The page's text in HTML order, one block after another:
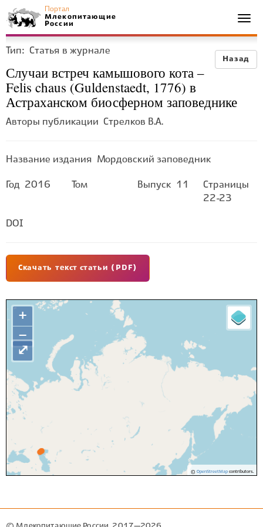
Портал
Млекопитающие
России
Назад
Тип: Статья в журнале
Случаи встреч камышового кота –
Felis chaus (Guldenstaedt, 1776) в
Астраханском биосферном заповеднике
Авторы публикации Стрелков В.А.
Название издания Мордовский заповедник
Год 2016 Том Выпуск 11
Страницы
22-23
DOI
Скачать текст статьи (PDF)
+
−
© OpenStreetMapcontributors.
⤢